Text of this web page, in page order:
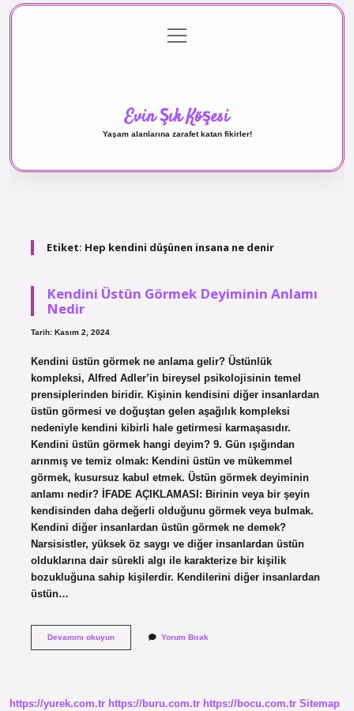
Gizlilik Politikası
menüyü
aç
Evin Şık Köşesi
Yaşam alanlarına zarafet katan fikirler!
Etiket: Hep kendini düşünen insana ne denir
Kendini Üstün Görmek Deyiminin Anlamı
Nedir
Tarih: Kasım 2, 2024
Kendini üstün görmek ne anlama gelir? Üstünlük
kompleksi, Alfred Adler’in bireysel psikolojisinin temel
prensiplerinden biridir. Kişinin kendisini diğer insanlardan
üstün görmesi ve doğuştan gelen aşağılık kompleksi
nedeniyle kendini kibirli hale getirmesi karmaşasıdır.
Kendini üstün görmek hangi deyim? 9. Gün ışığından
arınmış ve temiz olmak: Kendini üstün ve mükemmel
görmek, kusursuz kabul etmek. Üstün görmek deyiminin
anlamı nedir? İFADE AÇIKLAMASI: Birinin veya bir şeyin
kendisinden daha değerli olduğunu görmek veya bulmak.
Kendini diğer insanlardan üstün görmek ne demek?
Narsisistler, yüksek öz saygı ve diğer insanlardan üstün
olduklarına dair sürekli algı ile karakterize bir kişilik
bozukluğuna sahip kişilerdir. Kendilerini diğer insanlardan
üstün…
Devamını okuyunKendini
Yorum Bırak
https://yurek.com.tr https://buru.com.tr https://bocu.com.tr Sitemap